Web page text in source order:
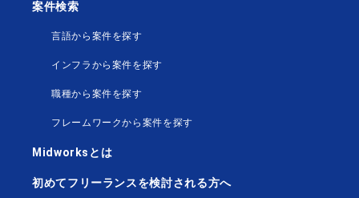
案件検索
言語から案件を探す
インフラから案件を探す
職種から案件を探す
フレームワークから案件を探す
Midworksとは
初めてフリーランスを検討される方へ